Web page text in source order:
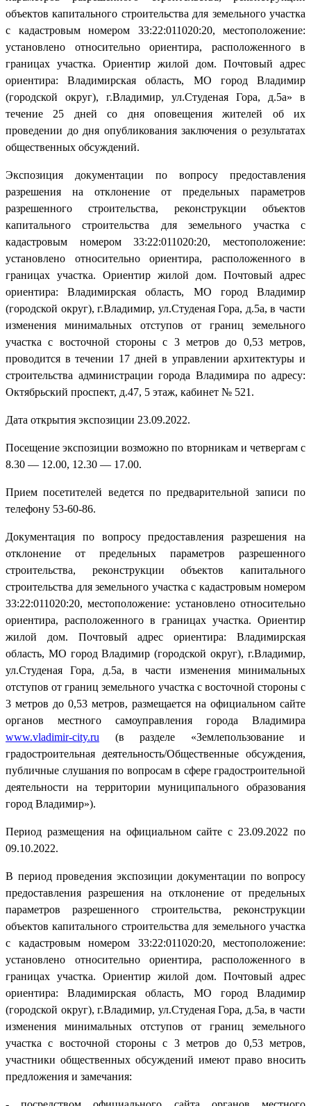
объектов капитального строительства для земельного участка
с кадастровым номером 33:22:011020:20, местоположение:
установлено относительно ориентира, расположенного в
границах участка. Ориентир жилой дом. Почтовый адрес
ориентира: Владимирская область, МО город Владимир
(городской округ), г.Владимир, ул.Студеная Гора, д.5а» в
течение 25 дней со дня оповещения жителей об их
проведении до дня опубликования заключения о результатах
общественных обсуждений.
Экспозиция документации по вопросу предоставления
разрешения на отклонение от предельных параметров
разрешенного строительства, реконструкции объектов
капитального строительства для земельного участка с
кадастровым номером 33:22:011020:20, местоположение:
установлено относительно ориентира, расположенного в
границах участка. Ориентир жилой дом. Почтовый адрес
ориентира: Владимирская область, МО город Владимир
(городской округ), г.Владимир, ул.Студеная Гора, д.5а, в части
изменения минимальных отступов от границ земельного
участка с восточной стороны с 3 метров до 0,53 метров,
проводится в течении 17 дней в управлении архитектуры и
строительства администрации города Владимира по адресу:
Октябрьский проспект, д.47, 5 этаж, кабинет № 521.
Дата открытия экспозиции 23.09.2022.
Посещение экспозиции возможно по вторникам и четвергам с
8.30 — 12.00, 12.30 — 17.00.
Прием посетителей ведется по предварительной записи по
телефону 53-60-86.
Документация по вопросу предоставления разрешения на
отклонение от предельных параметров разрешенного
строительства, реконструкции объектов капитального
строительства для земельного участка с кадастровым номером
33:22:011020:20, местоположение: установлено относительно
ориентира, расположенного в границах участка. Ориентир
жилой дом. Почтовый адрес ориентира: Владимирская
область, МО город Владимир (городской округ), г.Владимир,
ул.Студеная Гора, д.5а, в части изменения минимальных
отступов от границ земельного участка с восточной стороны с
3 метров до 0,53 метров, размещается на официальном сайте
органов местного самоуправления города Владимира
www.vladimir-city.ru (в разделе «Землепользование и
градостроительная деятельность/Общественные обсуждения,
публичные слушания по вопросам в сфере градостроительной
деятельности на территории муниципального образования
город Владимир»).
Период размещения на официальном сайте с 23.09.2022 по
09.10.2022.
В период проведения экспозиции документации по вопросу
предоставления разрешения на отклонение от предельных
параметров разрешенного строительства, реконструкции
объектов капитального строительства для земельного участка
с кадастровым номером 33:22:011020:20, местоположение:
установлено относительно ориентира, расположенного в
границах участка. Ориентир жилой дом. Почтовый адрес
ориентира: Владимирская область, МО город Владимир
(городской округ), г.Владимир, ул.Студеная Гора, д.5а, в части
изменения минимальных отступов от границ земельного
участка с восточной стороны с 3 метров до 0,53 метров,
участники общественных обсуждений имеют право вносить
предложения и замечания: